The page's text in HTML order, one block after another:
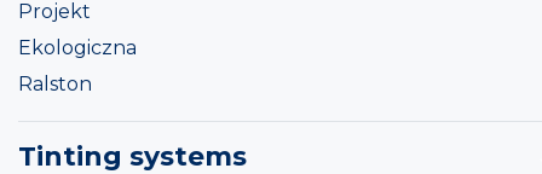
Projekt
Ekologiczna
Ralston
Tinting systems